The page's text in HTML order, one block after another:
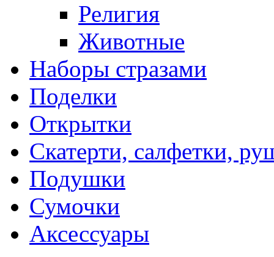
Религия
Животные
Наборы стразами
Поделки
Открытки
Скатерти, салфетки,
Подушки
Сумочки
Аксессуары